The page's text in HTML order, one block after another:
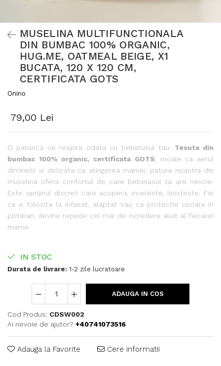
MUSELINA MULTIFUNCTIONALA
DIN BUMBAC 100% ORGANIC,
HUG.ME, OATMEAL BEIGE, X1
BUCATA, 120 X 120 CM,
CERTIFICATA GOTS
Onino
79,00 Lei
O paturica ce respira odata cu bebelusul tau. Tesuta din
bumbac 100% organic, certificata GOTS , moale ca aerul
diminetii si delicata ca atingerea mamei, patura noastra din
muselina ofera confortul de care bebelasul ta are nevoie.
Este sprijinul discret care acopera, inveleste, linisteste. Fie
ca e folosita la infasat, alaptat sau ca protectie usoara in
plimbari, devine repede cel mai de incredere aliat al fiecarei
mame.
IN STOC
Durata de livrare: 1-2 zile lucratoare
ADAUGA IN COS
Cod Produs: CDSW002
Ai nevoie de ajutor? +40741073516
Adauga la Favorite Cere informatii